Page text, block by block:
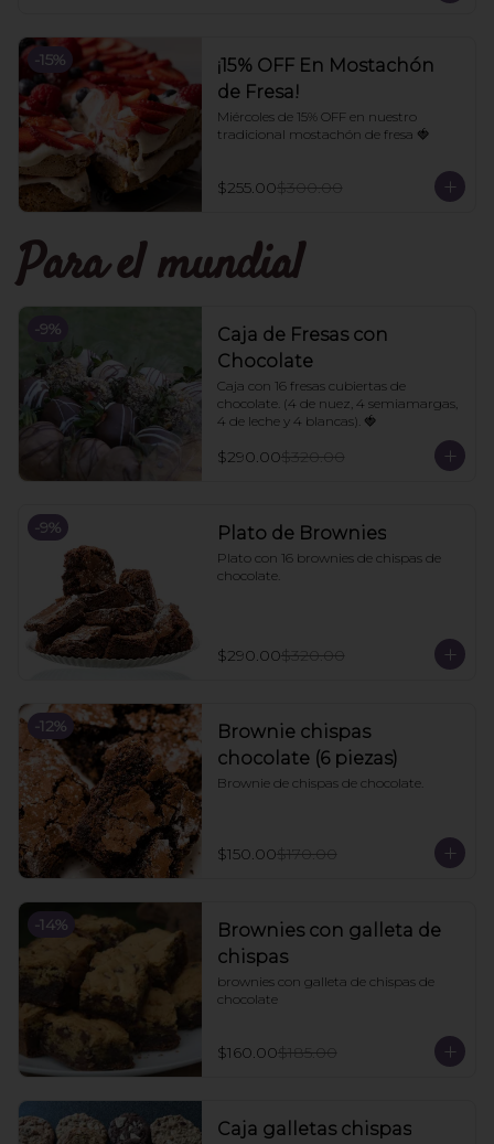
-15%
¡15% OFF En Mostachón
de Fresa!
Miércoles de 15% OFF en nuestro
tradicional mostachón de fresa 🍓
$255.00$300.00
Para el mundial
-9%
Caja de Fresas con
Chocolate
Caja con 16 fresas cubiertas de
chocolate. (4 de nuez, 4 semiamargas,
4 de leche y 4 blancas). 🍓
$290.00$320.00
-9% Plato de Brownies
Plato con 16 brownies de chispas de
chocolate.
$290.00$320.00
-12%
Brownie chispas
chocolate (6 piezas)
Brownie de chispas de chocolate.
$150.00$170.00
-14%
Brownies con galleta de
chispas
brownies con galleta de chispas de
chocolate
$160.00$185.00
Caja galletas chispas